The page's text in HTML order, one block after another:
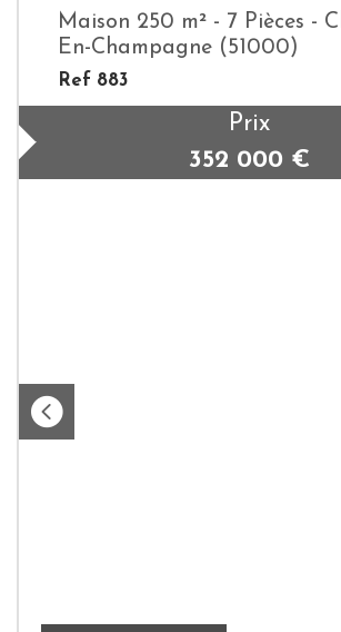
Maison 250 m² - 7 Pièces -
En-Champagne (51000)
Ref 883
Prix
352 000 €